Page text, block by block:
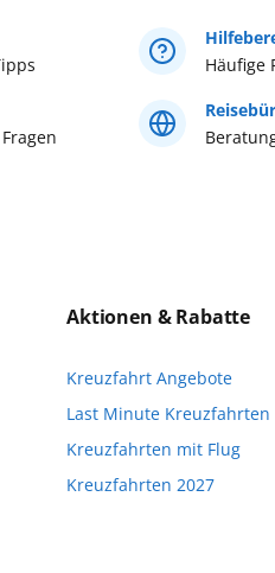
mehr erfahren
Häufige
Aktionen & Rabatte
Kreuzfahrt Angebote
Last Minute Kreuzfahrten
Kreuzfahrten mit Flug
Kreuzfahrten 2027